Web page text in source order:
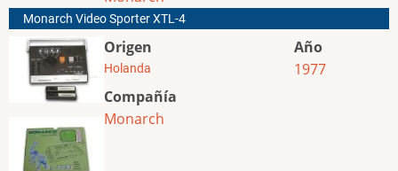
Monarch Video Sporter XTL-4
Origen
Holanda
Compañía
Monarch
Año
1977